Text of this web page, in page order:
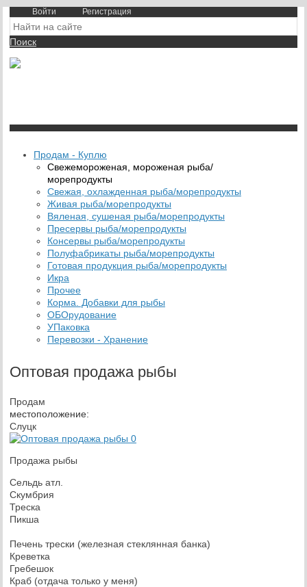
Войти Регистрация
Поиск
Продам - Куплю
Свежемороженая, мороженая рыба/
морепродукты
Свежая, охлажденная рыба/морепродукты
Живая рыба/морепродукты
Вяленая, сушеная рыба/морепродукты
Пресервы рыба/морепродукты
Консервы рыба/морепродукты
Полуфабрикаты рыба/морепродукты
Готовая продукция рыба/морепродукты
Икра
Прочее
Корма. Добавки для рыбы
ОБОрудование
УПаковка
Перевозки - Хранение
Оптовая продажа рыбы
Продам
местоположение:
Слуцк
Продажа рыбы
Сельдь атл.
Скумбрия
Треска
Пикша
Печень трески (железная стеклянная банка)
Креветка
Гребешок
Краб (отдача только у меня)